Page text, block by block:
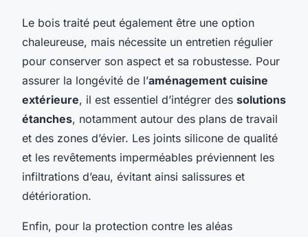
Le bois traité peut également être une option
chaleureuse, mais nécessite un entretien régulier
pour conserver son aspect et sa robustesse. Pour
assurer la longévité de l’aménagement cuisine
extérieure, il est essentiel d’intégrer des solutions
étanches, notamment autour des plans de travail
et des zones d’évier. Les joints silicone de qualité
et les revêtements imperméables préviennent les
infiltrations d’eau, évitant ainsi salissures et
détérioration.
Enfin, pour la protection contre les aléas